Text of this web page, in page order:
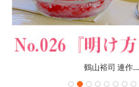
鶴山裕司 連作...